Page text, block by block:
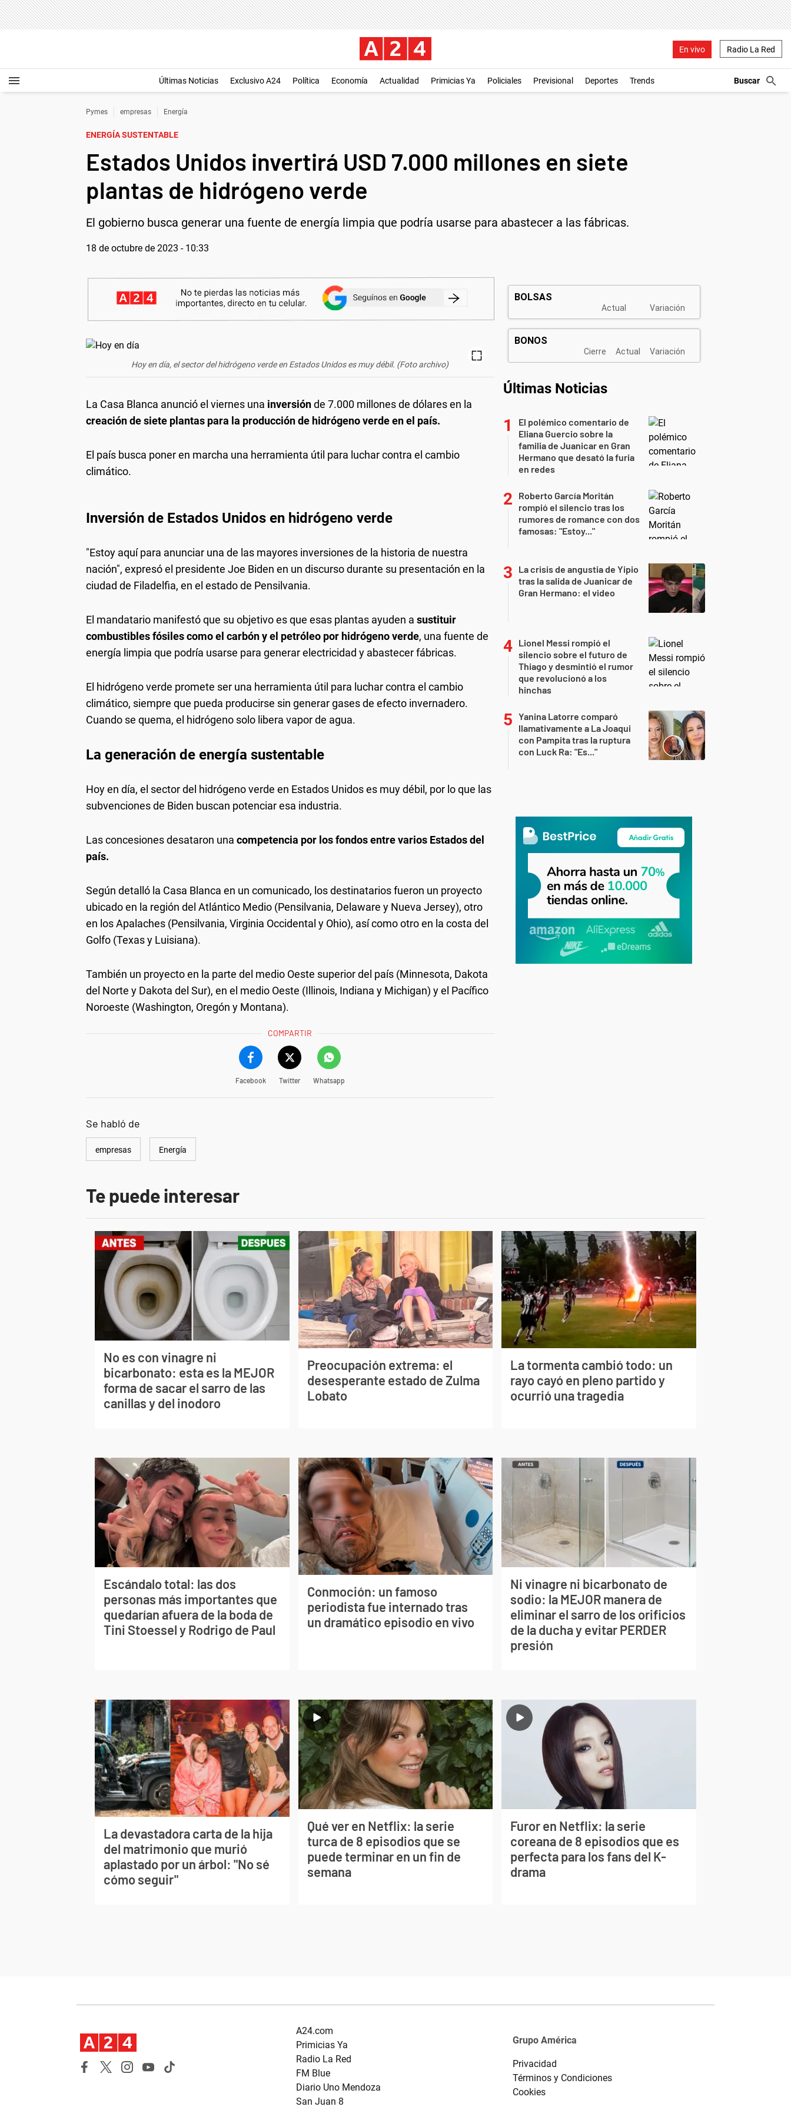
En vivo Radio La Red
Últimas Noticias Exclusivo A24 Política Economía Actualidad Primicias Ya Policiales Previsional Deportes Trends
Pymes empresas Energía
ENERGÍA SUSTENTABLE
Estados Unidos invertirá USD 7.000 millones en siete
plantas de hidrógeno verde
El gobierno busca generar una fuente de energía limpia que podría usarse para abastecer a las fábricas.
18 de octubre de 2023 - 10:33
Hoy en día, el sector del hidrógeno verde en Estados Unidos es muy débil. (Foto archivo)
La Casa Blanca anunció el viernes una inversiónde 7.000 millones de dólares en la
creación de siete plantas para la producción de hidrógeno verde en el país.
El país busca poner en marcha una herramienta útil para luchar contra el cambio
climático.
Inversión de Estados Unidos en hidrógeno verde
"Estoy aquí para anunciar una de las mayores inversiones de la historia de nuestra
nación", expresó el presidente Joe Biden en un discurso durante su presentación en la
ciudad de Filadelfia, en el estado de Pensilvania.
El mandatario manifestó que su objetivo es que esas plantas ayuden a sustituir
combustibles fósiles como el carbón y el petróleo por hidrógeno verde, una fuente de
energía limpia que podría usarse para generar electricidad y abastecer fábricas.
El hidrógeno verde promete ser una herramienta útil para luchar contra el cambio
climático, siempre que pueda producirse sin generar gases de efecto invernadero.
Cuando se quema, el hidrógeno solo libera vapor de agua.
La generación de energía sustentable
Hoy en día, el sector del hidrógeno verde en Estados Unidos es muy débil, por lo que las
subvenciones de Biden buscan potenciar esa industria.
Las concesiones desataron una competencia por los fondos entre varios Estados del
país.
Según detalló la Casa Blanca en un comunicado, los destinatarios fueron un proyecto
ubicado en la región del Atlántico Medio (Pensilvania, Delaware y Nueva Jersey), otro
en los Apalaches (Pensilvania, Virginia Occidental y Ohio), así como otro en la costa del
Golfo (Texas y Luisiana).
También un proyecto en la parte del medio Oeste superior del país (Minnesota, Dakota
del Norte y Dakota del Sur), en el medio Oeste (Illinois, Indiana y Michigan) y el Pacífico
Noroeste (Washington, Oregón y Montana).
COMPARTIR
Facebook Twitter Whatsapp
Se habló de
empresas Energía
Últimas Noticias
El polémico comentario de
Eliana Guercio sobre la
familia de Juanicar en Gran
Hermano que desató la furia
en redes
Roberto García Moritán
rompió el silencio tras los
rumores de romance con dos
famosas: "Estoy..."
La crisis de angustia de Yipio
tras la salida de Juanicar de
Gran Hermano: el video
Lionel Messi rompió el
silencio sobre el futuro de
Thiago y desmintió el rumor
que revolucionó a los
hinchas
Yanina Latorre comparó
llamativamente a La Joaqui
con Pampita tras la ruptura
con Luck Ra: "Es..."
Te puede interesar
No es con vinagre ni
bicarbonato: esta es la MEJOR
forma de sacar el sarro de las
canillas y del inodoro
Preocupación extrema: el
desesperante estado de Zulma
Lobato
La tormenta cambió todo: un
rayo cayó en pleno partido y
ocurrió una tragedia
Escándalo total: las dos
personas más importantes que
quedarían afuera de la boda de
Tini Stoessel y Rodrigo de Paul
Conmoción: un famoso
periodista fue internado tras
un dramático episodio en vivo
Ni vinagre ni bicarbonato de
sodio: la MEJOR manera de
eliminar el sarro de los orificios
de la ducha y evitar PERDER
presión
La devastadora carta de la hija
del matrimonio que murió
aplastado por un árbol: "No sé
cómo seguir"
Qué ver en Netflix: la serie
turca de 8 episodios que se
puede terminar en un fin de
semana
Furor en Netflix: la serie
coreana de 8 episodios que es
perfecta para los fans del K-
drama
A24.com
Primicias Ya
Radio La Red
FM Blue
Diario Uno Mendoza
San Juan 8
Grupo América
Privacidad
Términos y Condiciones
Cookies